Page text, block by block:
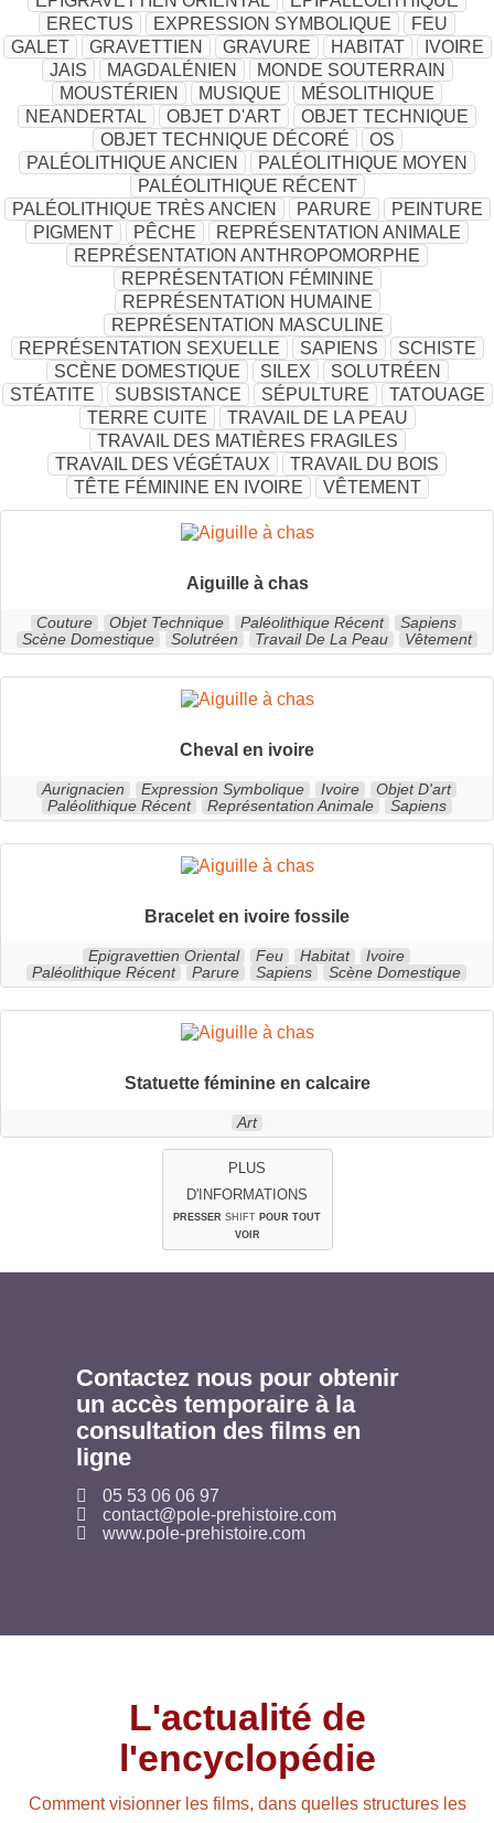
ERECTUS
EXPRESSION SYMBOLIQUE
FEU
GALET
GRAVETTIEN GRAVURE HABITAT
IVOIRE
JAIS
MAGDALÉNIEN
MONDE SOUTERRAIN
MOUSTÉRIEN
MUSIQUE
MÉSOLITHIQUE
NEANDERTAL
OBJET D'ART
OBJET TECHNIQUE
OBJET TECHNIQUE DÉCORÉ
OS
PALÉOLITHIQUE ANCIEN
PALÉOLITHIQUE MOYEN
PALÉOLITHIQUE RÉCENT
PALÉOLITHIQUE TRÈS ANCIEN
PARURE
PEINTURE
PIGMENT
PÊCHE
REPRÉSENTATION ANIMALE
REPRÉSENTATION ANTHROPOMORPHE
REPRÉSENTATION FÉMININE
REPRÉSENTATION HUMAINE
REPRÉSENTATION MASCULINE
REPRÉSENTATION SEXUELLE
SAPIENS
SCHISTE
SCÈNE DOMESTIQUE
SILEX
SOLUTRÉEN
STÉATITE
SUBSISTANCE SÉPULTURE
TATOUAGE
TERRE CUITE
TRAVAIL DE LA PEAU
TRAVAIL DES MATIÈRES FRAGILES
TRAVAIL DES VÉGÉTAUX
TRAVAIL DU BOIS
TÊTE FÉMININE EN IVOIRE
VÊTEMENT
Aiguille à chas
Couture Objet Technique Paléolithique Récent
Sapiens
Scène Domestique
Solutréen Travail De La Peau Vêtement
Cheval en ivoire
Aurignacien Expression Symbolique Ivoire
Objet D'art
Paléolithique Récent
Représentation Animale Sapiens
Bracelet en ivoire fossile
Epigravettien Oriental Feu Habitat
Ivoire
Paléolithique Récent
Parure Sapiens Scène Domestique
Statuette féminine en calcaire
Art
PLUS
D'INFORMATIONS
PRESSER SHIFT POUR TOUT
VOIR
Contactez nous pour obtenir
un accès temporaire à la
consultation des films en
ligne
05 53 06 06 97
contact@pole-prehistoire.com
www.pole-prehistoire.com
L'actualité de
l'encyclopédie
Comment visionner les films, dans quelles structures les